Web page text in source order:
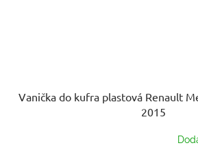
Vanička do kufra plastová Renault
2015